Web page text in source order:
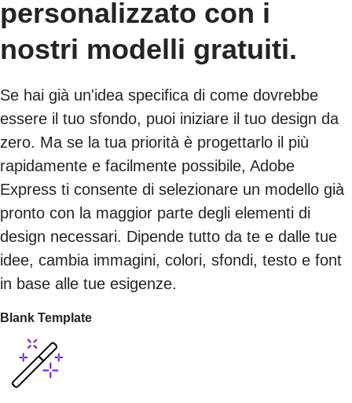
personalizzato con i
nostri modelli gratuiti.
Se hai già un'idea specifica di come dovrebbe
essere il tuo sfondo, puoi iniziare il tuo design da
zero. Ma se la tua priorità è progettarlo il più
rapidamente e facilmente possibile, Adobe
Express ti consente di selezionare un modello già
pronto con la maggior parte degli elementi di
design necessari. Dipende tutto da te e dalle tue
idee, cambia immagini, colori, sfondi, testo e font
in base alle tue esigenze.
Blank Template